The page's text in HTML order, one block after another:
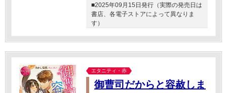
■2025年09月15日発行（実際の発売日は
書店、各電子ストアによって異なりま
す）
エタニティ・赤
御曹司だからと容赦しま